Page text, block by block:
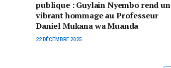
publique : Guylain Nyembo rend un
vibrant hommage au Professeur
Daniel Mukana wa Muanda
22 DÉCEMBRE 2025